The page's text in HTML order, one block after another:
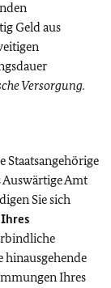
Geld aus
Versorgung.
Staatsangehörige
Auswärtige Amt
Sie sich
Ihres